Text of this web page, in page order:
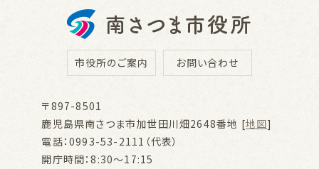
市役所のご案内 お問い合わせ
〒897-8501
鹿児島県南さつま市加世田川畑2648番地 [地図]
電話：0993-53-2111（代表）
開庁時間：8:30～17:15